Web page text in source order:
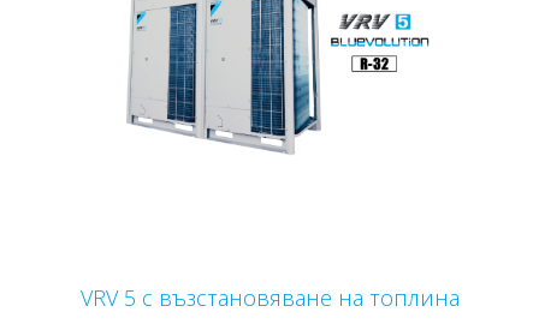
VRV 5 с възстановяване на топлина